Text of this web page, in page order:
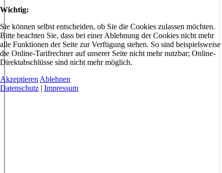
Wichtig:
Sie können selbst entscheiden, ob Sie die Cookies zulassen möchten.
Bitte beachten Sie, dass bei einer Ablehnung der Cookies nicht mehr
alle Funktionen der Seite zur Verfügung stehen. So sind beispielsweise
die Online-Tarifrechner auf unserer Seite nicht mehr nutzbar; Online-
Direktabschlüsse sind nicht mehr möglich.
Akzeptieren Ablehnen
Datenschutz | Impressum